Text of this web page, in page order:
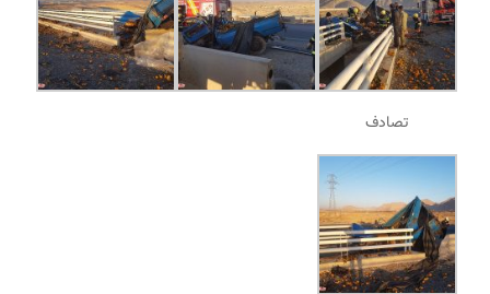
تصادف